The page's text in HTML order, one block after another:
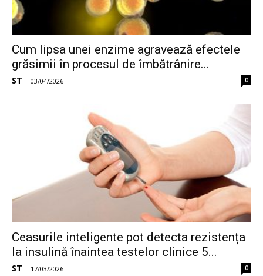
Cum lipsa unei enzime agravează efectele
grăsimii în procesul de îmbătrânire...
ST - 03/04/2026 0
Ceasurile inteligente pot detecta rezistența
la insulină înaintea testelor clinice 5...
ST - 17/03/2026 0